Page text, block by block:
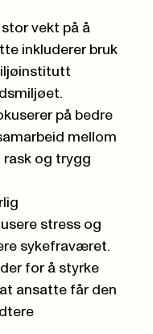
vekt på å
inkluderer bruk
på bedre
mellom
rask og trygg
stress og
sykefraværet.
for å styrke
ansatte får den